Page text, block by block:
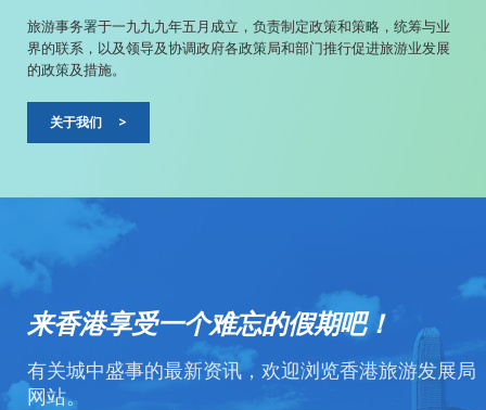
旅游事务署于一九九九年五月成立，负责制定政策和策略，统筹与业
界的联系，以及领导及协调政府各政策局和部门推行促进旅游业发展
的政策及措施。
关于我们 >
来香港享受一个难忘的假期吧！
有关城中盛事的最新资讯，欢迎浏览香港旅游发展局
网站。